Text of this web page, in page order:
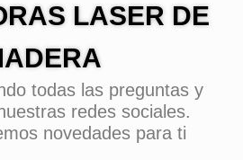
LASER DE
todas las preguntas y
redes sociales.
novedades para ti